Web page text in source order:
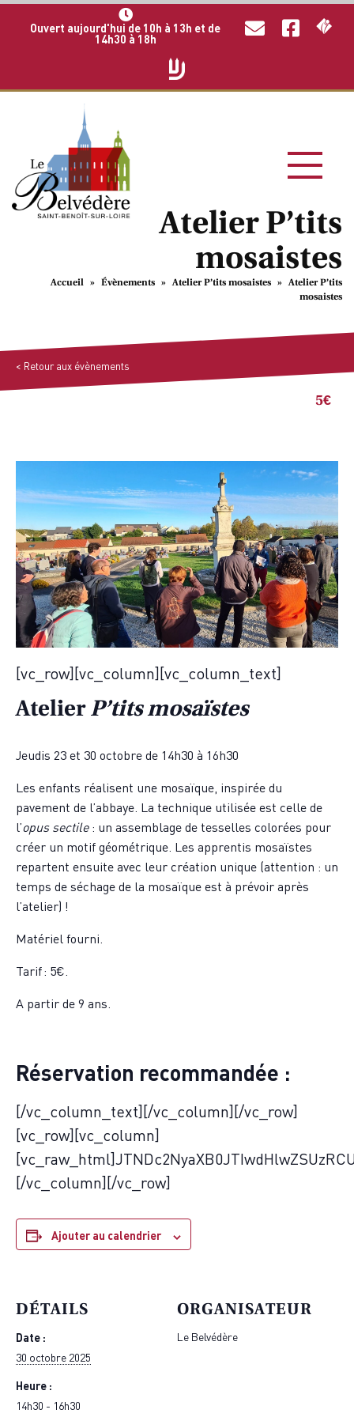
Ouvert aujourd'hui de 10h à 13h et de
14h30 à 18h
Atelier P’tits
mosaistes
Accueil » Évènements » Atelier P’tits mosaistes » Atelier P’tits
mosaistes
< Retour aux évènements
5€
[vc_row][vc_column][vc_column_text]
AtelierP’tits mosaïstes
Jeudis 23 et 30 octobre de 14h30 à 16h30
Les enfants réalisent une mosaïque, inspirée du
pavement de l’abbaye. La technique utilisée est celle de
l’opus sectile: un assemblage de tesselles colorées pour
créer un motif géométrique. Les apprentis mosaïstes
repartent ensuite avec leur création unique (attention : un
temps de séchage de la mosaïque est à prévoir après
l’atelier) !
Matériel fourni.
Tarif : 5€.
A partir de 9 ans.
Réservation recommandée :
[/vc_column_text][/vc_column][/vc_row]
[vc_row][vc_column]
[/vc_column][/vc_row]
Ajouter au calendrier
DÉTAILS
Date :
30 octobre 2025
Heure :
14h30 - 16h30
ORGANISATEUR
Le Belvédère